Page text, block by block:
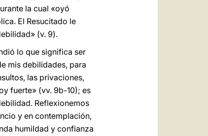
la cual «oyó
El Resucitado le
(v. 9).
lo que significa ser
mis debilidades, para
las privaciones,
fuerte» (vv. 9b-10); es
Reflexionemos
y en contemplación,
humildad y confianza